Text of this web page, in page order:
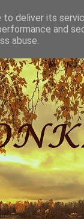
deliver its
and
abuse.